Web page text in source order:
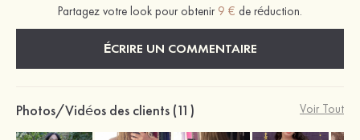
Partagez votre look pour obtenir 9 € de réduction.
ÉCRIRE UN COMMENTAIRE
Photos/Vidéos des clients (11) Voir Tout